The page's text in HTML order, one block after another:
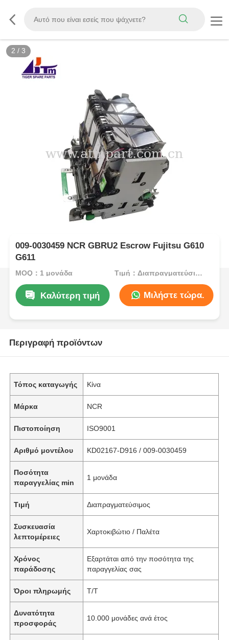
2 / 3
009-0030459 NCR GBRU2 Escrow Fujitsu G610
G611
MOQ：1 μονάδα Τιμή：Διαπραγματεύσιμος
Καλύτερη τιμή Μιλήστε τώρα.
Περιγραφή προϊόντων
Τόπος καταγωγής Κίνα
Μάρκα NCR
Πιστοποίηση ISO9001
Αριθμό μοντέλου KD02167-D916 / 009-0030459
Ποσότητα
παραγγελίας min
1 μονάδα
Τιμή Διαπραγματεύσιμος
Συσκευασία
λεπτομέρειες
Χαρτοκιβώτιο / Παλέτα
Χρόνος
παράδοσης
Εξαρτάται από την ποσότητα της
παραγγελίας σας
Όροι πληρωμής T/T
Δυνατότητα
προσφοράς
10.000 μονάδες ανά έτος